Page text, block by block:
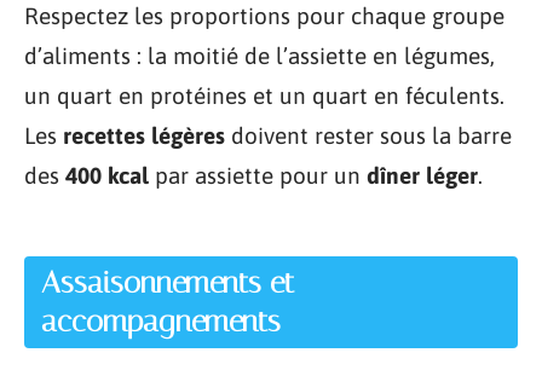
Respectez les proportions pour chaque groupe
d’aliments : la moitié de l’assiette en légumes,
un quart en protéines et un quart en féculents.
Les recettes légères doivent rester sous la barre
des 400 kcal par assiette pour un dîner léger.
Assaisonnements et
accompagnements